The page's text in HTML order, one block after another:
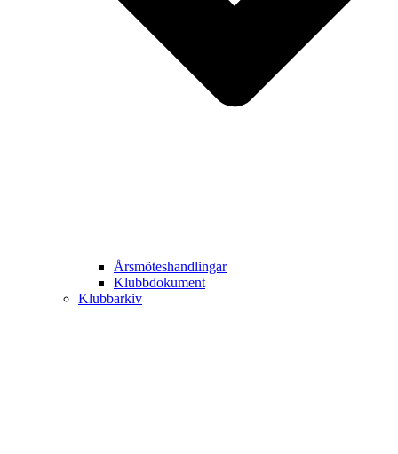
Årsmöteshandlingar
Klubbdokument
Klubbarkiv